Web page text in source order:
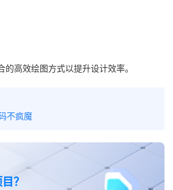
高效绘图方式以提升设计效率。
不疯魔
？